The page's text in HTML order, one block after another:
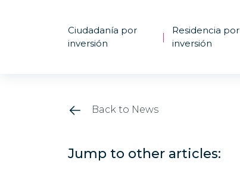
Ciudadanía por
inversión
Residencia por
inversión
Back to News
Jump to other articles: